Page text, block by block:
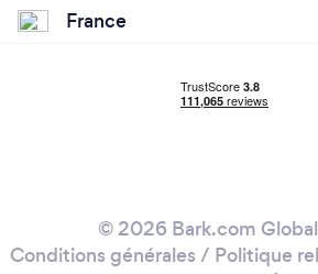
France
© 2026 Bark.com
Conditions générales / Politique